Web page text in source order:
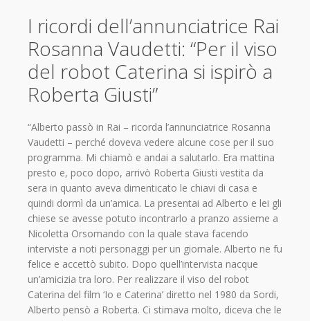
I ricordi dell’annunciatrice Rai
Rosanna Vaudetti: “Per il viso
del robot Caterina si ispirò a
Roberta Giusti”
“Alberto passò in Rai – ricorda l’annunciatrice Rosanna
Vaudetti – perché doveva vedere alcune cose per il suo
programma. Mi chiamò e andai a salutarlo. Era mattina
presto e, poco dopo, arrivò Roberta Giusti vestita da
sera in quanto aveva dimenticato le chiavi di casa e
quindi dormì da un’amica. La presentai ad Alberto e lei gli
chiese se avesse potuto incontrarlo a pranzo assieme a
Nicoletta Orsomando con la quale stava facendo
interviste a noti personaggi per un giornale. Alberto ne fu
felice e accettò subito. Dopo quell’intervista nacque
un’amicizia tra loro. Per realizzare il viso del robot
Caterina del film ‘Io e Caterina’ diretto nel 1980 da Sordi,
Alberto pensò a Roberta. Ci stimava molto, diceva che le